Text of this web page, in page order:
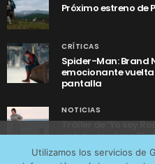
Próximo estreno de
CRÍTICAS
Spider-Man: Brand
emocionante
pantalla
NOTICIAS
Tráiler de ‘Yo soy
detrás de cómo
Utilizamos los servicios de
tráfico web que recibimos